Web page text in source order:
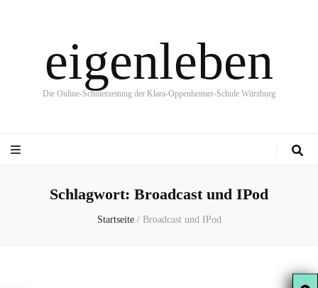
eigenleben
Die Online-Schülerzeitung der Klara-Oppenheimer-Schule Würzburg
Schlagwort: Broadcast und IPod
Startseite / Broadcast und IPod